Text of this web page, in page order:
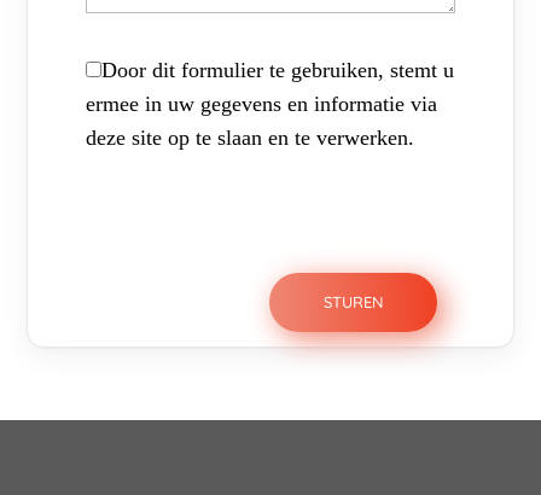
Door dit formulier te gebruiken, stemt u
ermee in uw gegevens en informatie via
deze site op te slaan en te verwerken.